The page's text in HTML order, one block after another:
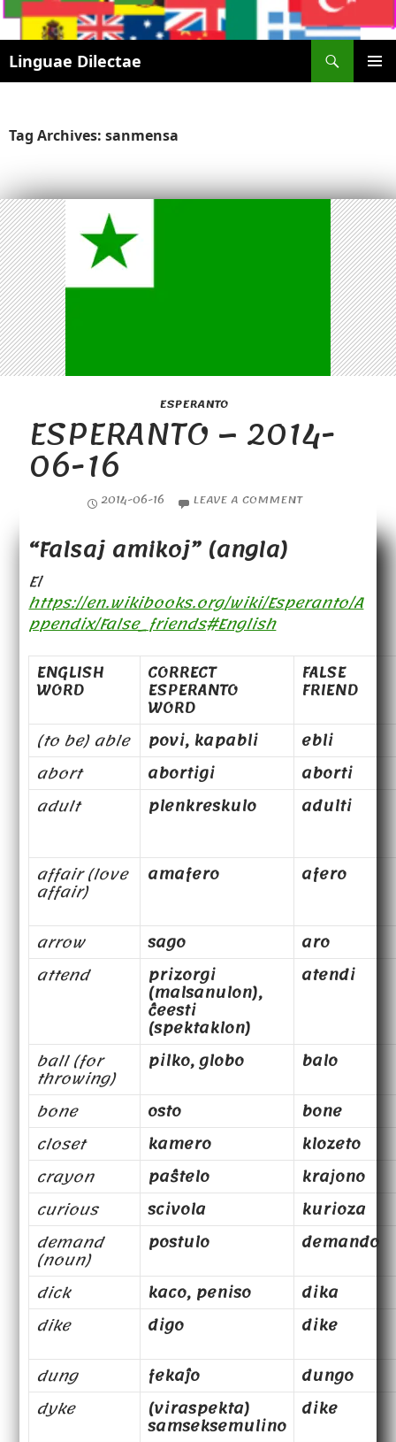
Linguae Dilectae
SKIP
Tag Archives: sanmensa
ESPERANTO
ESPERANTO – 2014-
06-16
2014-06-16 LEAVE A COMMENT
“Falsaj amikoj” (angla)
El
https://en.wikibooks.org/wiki/Esperanto/A
ppendix/False_friends#English
ENGLISH
WORD
CORRECT
ESPERANTO
WORD
FALSE
FRIEND
(to be) able
povi, kapabli
ebli
abort
abortigi
aborti
adult
plenkreskulo adulti
affair (love
affair)
amafero afero
arrow sago
aro
attend
prizorgi
(malsanulon),
ĉeesti
(spektaklon)
atendi
ball (for
throwing)
pilko, globo
balo
bone
osto
bone
closet
kamero
klozeto
crayon
paŝtelo
krajono
curious
scivola
kurioza
demand
(noun)
postulo
demando
dick
kaco, peniso
dika
dike
digo
dike
dung
fekaĵo
dungo
dyke
(viraspekta)
samseksemulino
dike